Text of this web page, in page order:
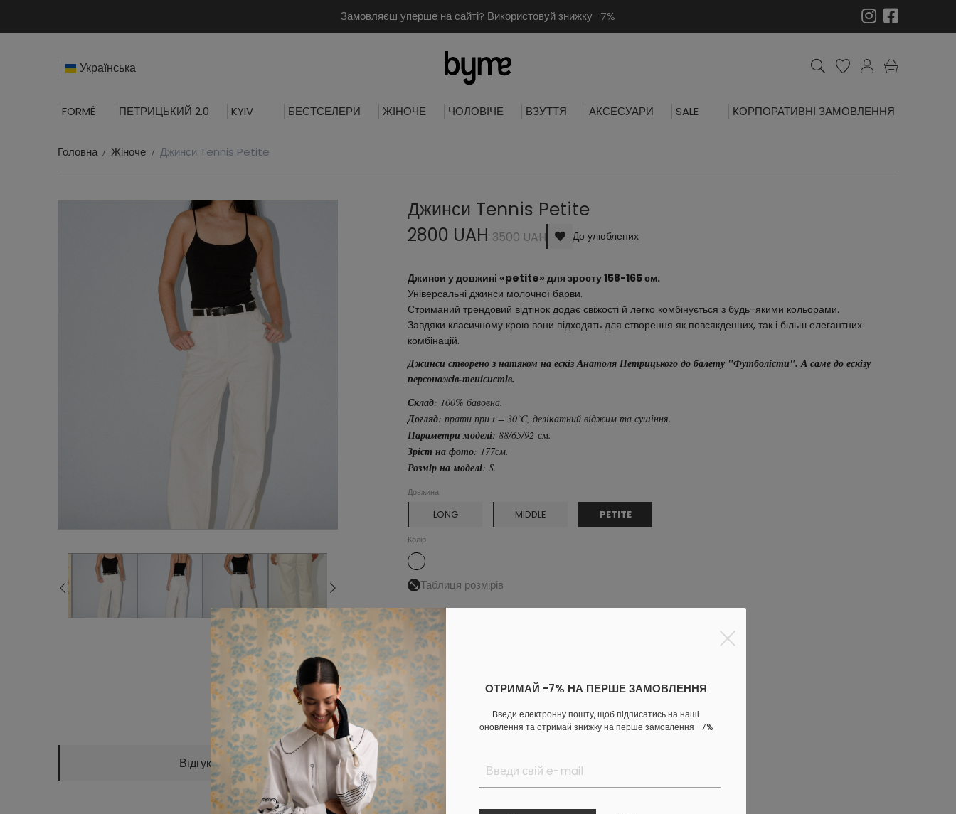
Замовляєш уперше на сайті? Використовуй знижку -7%
Українська
FORMÉ ПЕТРИЦЬКИЙ 2.0 KYIV БЕСТСЕЛЕРИ ЖІНОЧЕ ЧОЛОВІЧЕ ВЗУТТЯ АКСЕСУАРИ SALE КОРПОРАТИВНІ ЗАМОВЛЕННЯ
ОТРИМАЙ -7% НА ПЕРШЕ ЗАМОВЛЕННЯ
Введи електронну пошту, щоб підписатись на наші
оновлення та отримай знижку на перше замовлення -7%
Головна Жіноче Джинси Tennis Petite
Відгуки
Джинси Tennis Petite
2800 UAH 3500 UAH До улюблених
Джинси у довжині «petite» для зросту 158-165 см.
Універсальні джинси молочної барви.
Стриманий трендовий відтінок додає свіжості й легко комбінується з будь-якими кольорами.
Завдяки класичному крою вони підходять для створення як повсякденних, так і більш елегантних
комбінацій.
Джинси створено з натяком на ескіз Анатоля Петрицького до балету "Футболісти". А саме до ескізу
персонажів-тенісистів.
Склад: 100% бавовна.
Догляд: прати при t = 30˚C, делікатний віджим та сушіння.
Параметри моделі: 88/65/92 см.
Зріст на фото: 177см.
Розмір на моделі: S.
Довжина
LONG MIDDLE PETITE
Колір
Таблиця розмірів
Обрати розмір
В кошик
Увійдіть в особистий кабінет, щоб побачити персональну знижку
ОПЛАТА
ДОСТАВКА
ОБМІН ТА ПОВЕРНЕННЯ
Доповни образ